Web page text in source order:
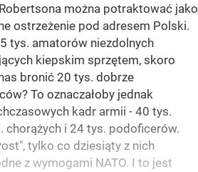
można potraktować jako
ostrzeżenie pod adresem Polski.
tys. amatorów niezdolnych
kiepskim sprzętem, skoro
bronić 20 tys. dobrze
To oznaczałoby jednak
kadr armii - 40 tys.
chorążych i 24 tys. podoficerów.
tylko co dziesiąty z nich
z wymogami NATO. I to jest